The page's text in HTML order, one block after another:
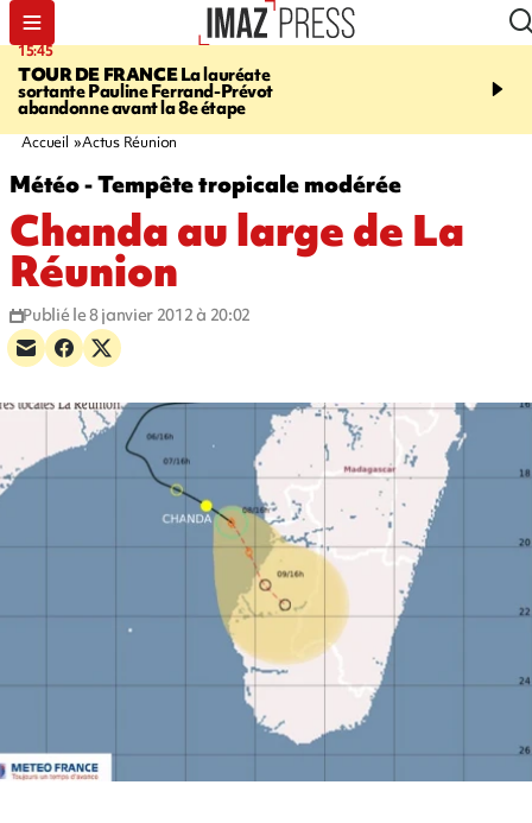
15:45
TOUR DE FRANCELa lauréate
sortante Pauline Ferrand-Prévot
abandonne avant la 8e étape
20:17
routière, concours de
Accueil Actus Réunion
Météo - Tempête tropicale modérée
Chanda au large de La
Réunion
Publié le 8 janvier 2012 à 20:02